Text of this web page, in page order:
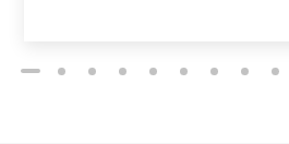
2 3 4 5 6 7 8 9